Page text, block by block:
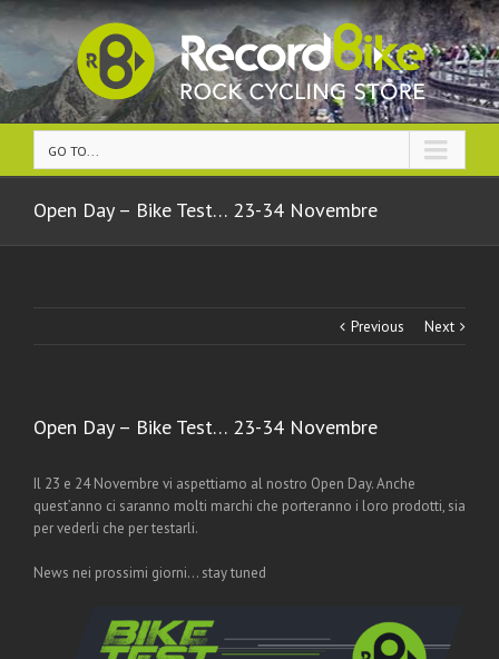
GO TO...
Open Day – Bike Test… 23-34 Novembre
Previous Next
Open Day – Bike Test… 23-34 Novembre
Il 23 e 24 Novembre vi aspettiamo al nostro Open Day. Anche
quest’anno ci saranno molti marchi che porteranno i loro prodotti, sia
per vederli che per testarli.
News nei prossimi giorni… stay tuned